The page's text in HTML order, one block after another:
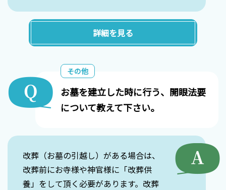
詳細を見る
お墓を建立した時に行う、開眼法要
について教えて下さい。
その他
改葬（お墓の引越し）がある場合は、
改葬前にお寺様や神官様に「改葬供
養」をして頂く必要があります。改葬